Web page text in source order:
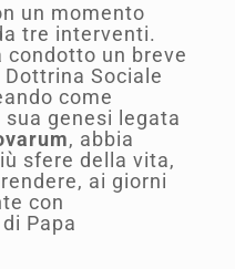
un momento
tre interventi.
condotto un breve
Sociale
come
genesi legata
, abbia
sfere della vita,
ai giorni
con
di Papa